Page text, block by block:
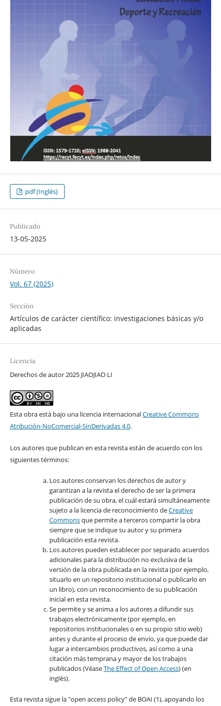
pdf (Inglés)
Publicado
13-05-2025
Número
Vol. 67 (2025)
Sección
Artículos de carácter científico: investigaciones básicas y/o
aplicadas
Licencia
Derechos de autor 2025 JIAOJIAO LI
Esta obra está bajo una licencia internacionalCreative Commons
Atribución-NoComercial-SinDerivadas 4.0.
Los autores que publican en esta revista están de acuerdo con los
siguientes términos:
Los autores conservan los derechos de autor y
garantizan a la revista el derecho de ser la primera
publicación de su obra, el cuál estará simultáneamente
sujeto a la licencia de reconocimiento deCreative
Commonsque permite a terceros compartir la obra
siempre que se indique su autor y su primera
publicación esta revista.
Los autores pueden establecer por separado acuerdos
adicionales para la distribución no exclusiva de la
versión de la obra publicada en la revista (por ejemplo,
situarlo en un repositorio institucional o publicarlo en
un libro), con un reconocimiento de su publicación
inicial en esta revista.
Se permite y se anima a los autores a difundir sus
trabajos electrónicamente (por ejemplo, en
repositorios institucionales o en su propio sitio web)
antes y durante el proceso de envío, ya que puede dar
lugar a intercambios productivos, así como a una
citación más temprana y mayor de los trabajos
publicados (VéaseThe Effect of Open Access) (en
inglés).
Esta revista sigue la "open access policy" de BOAI (1), apoyando los